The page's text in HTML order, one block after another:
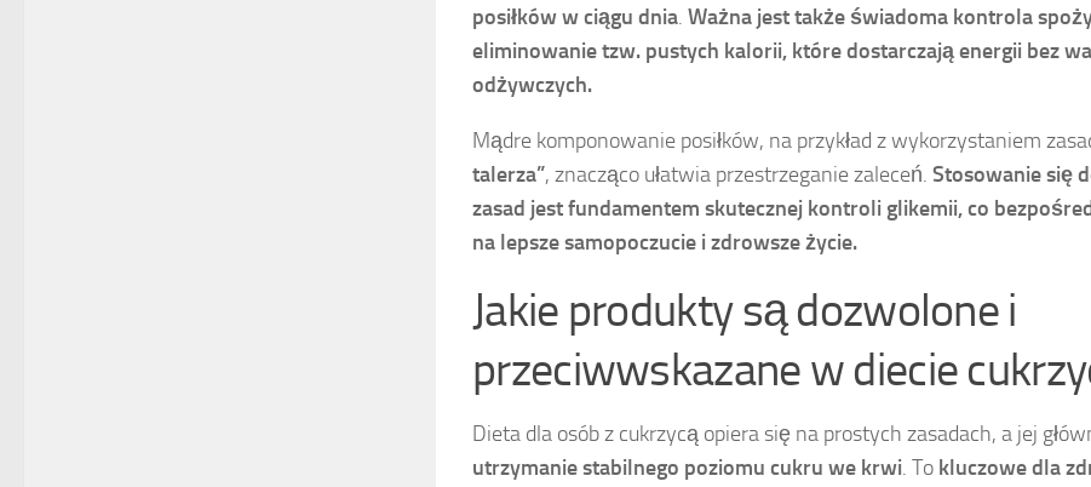
posiłków w ciągu dnia. Ważna jest także świadoma kontrola
eliminowanie tzw. pustych kalorii, które dostarczają energii bez
odżywczych.
Mądre komponowanie posiłków, na przykład z wykorzystaniem
talerza”, znacząco ułatwia przestrzeganie zaleceń. Stosowanie się
zasad jest fundamentem skutecznej kontroli glikemii, co
na lepsze samopoczucie i zdrowsze życie.
Jakie produkty są dozwolone i
przeciwwskazane w diecie
Dieta dla osób z cukrzycą opiera się na prostych zasadach, a jej
utrzymanie stabilnego poziomu cukru we krwi. To kluczowe dla